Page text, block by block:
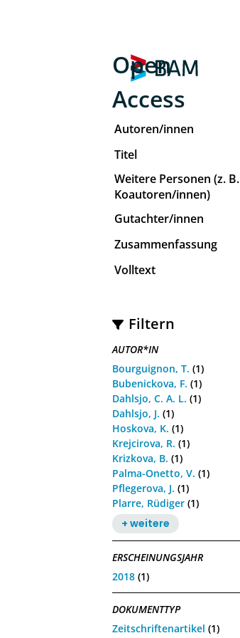
Open
Access
Autoren/innen
Titel
Weitere Personen (z. B.
Koautoren/innen)
Gutachter/innen
Zusammenfassung
Volltext
Filtern
AUTOR*IN
Bourguignon, T. (1)
Bubenickova, F. (1)
Dahlsjo, C. A. L. (1)
Dahlsjo, J. (1)
Hoskova, K. (1)
Krejcirova, R. (1)
Krizkova, B. (1)
Palma-Onetto, V. (1)
Pflegerova, J. (1)
Plarre, Rüdiger (1)
+ weitere
ERSCHEINUNGSJAHR
2018 (1)
DOKUMENTTYP
Zeitschriftenartikel (1)